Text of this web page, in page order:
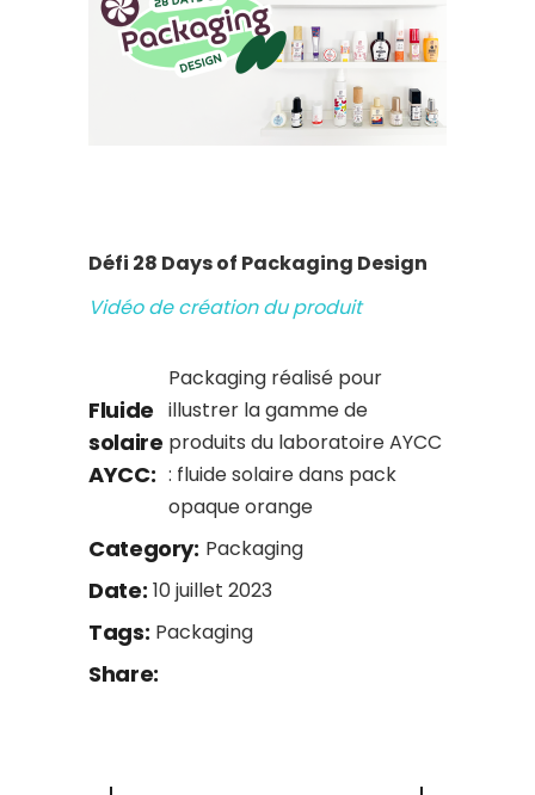
Défi 28 Days of Packaging Design
Vidéo de création du produit
Fluide
solaire
AYCC:
Packaging réalisé pour
illustrer la gamme de
produits du laboratoire AYCC
: fluide solaire dans pack
opaque orange
Category: Packaging
Date: 10 juillet 2023
Tags: Packaging
Share: